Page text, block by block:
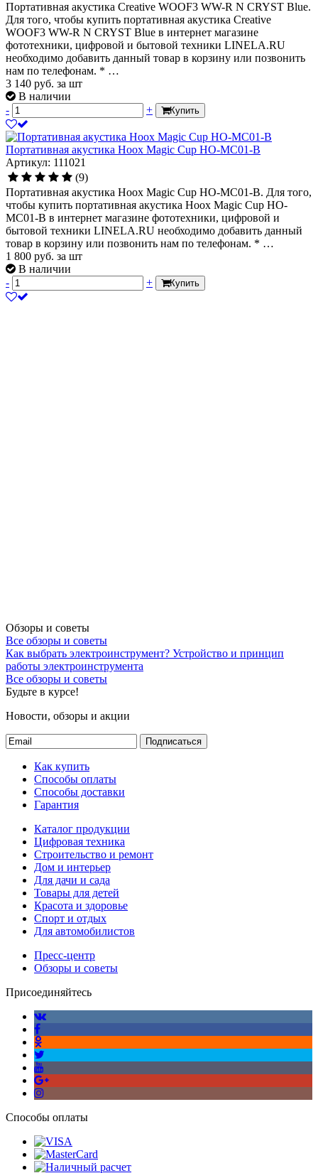
Портативная акустика Creative WOOF3 WW-R N CRYST Blue.
Для того, чтобы купить портативная акустика Creative
WOOF3 WW-R N CRYST Blue в интернет магазине
фототехники, цифровой и бытовой техники LINELA.RU
необходимо добавить данный товар в корзину или позвонить
нам по телефонам. * …
3 140 руб. за шт
В наличии
-
+ Купить
Портативная акустика Hoox Magic Cup HO-MC01-B
Артикул: 111021
(9)
Портативная акустика Hoox Magic Cup HO-MC01-B. Для того,
чтобы купить портативная акустика Hoox Magic Cup HO-
MC01-B в интернет магазине фототехники, цифровой и
бытовой техники LINELA.RU необходимо добавить данный
товар в корзину или позвонить нам по телефонам. * …
1 800 руб. за шт
В наличии
-
+ Купить
Обзоры и советы
Все обзоры и советы
Как выбрать электроинструмент? Устройство и принцип
работы электроинструмента
Все обзоры и советы
Будьте в курсе!
Новости, обзоры и акции
Подписаться
Как купить
Способы оплаты
Способы доставки
Гарантия
Каталог продукции
Цифровая техника
Строительство и ремонт
Дом и интерьер
Для дачи и сада
Товары для детей
Красота и здоровье
Спорт и отдых
Для автомобилистов
Пресс-центр
Обзоры и советы
Присоединяйтесь
Способы оплаты